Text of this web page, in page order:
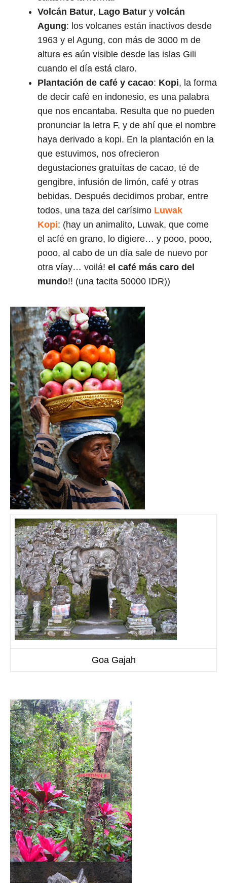
Volcán Batur, Lago Batur y volcán
Agung: los volcanes están inactivos desde
1963 y el Agung, con más de 3000 m de
altura es aún visible desde las islas Gili
cuando el día está claro.
Plantación de café y cacao: Kopi, la forma
de decir café en indonesio, es una palabra
que nos encantaba. Resulta que no pueden
pronunciar la letra F, y de ahí que el nombre
haya derivado a kopi. En la plantación en la
que estuvimos, nos ofrecieron
degustaciones gratuítas de cacao, té de
gengibre, infusión de limón, café y otras
bebidas. Después decidimos probar, entre
todos, una taza del carísimo Luwak
Kopi: (hay un animalito, Luwak, que come
el acfé en grano, lo digiere… y pooo, pooo,
pooo, al cabo de un día sale de nuevo por
otra víay… voilá! el café más caro del
mundo!! (una tacita 50000 IDR))
Goa Gajah